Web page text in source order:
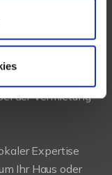
der Vermietung
Expertise
Ihr Haus oder